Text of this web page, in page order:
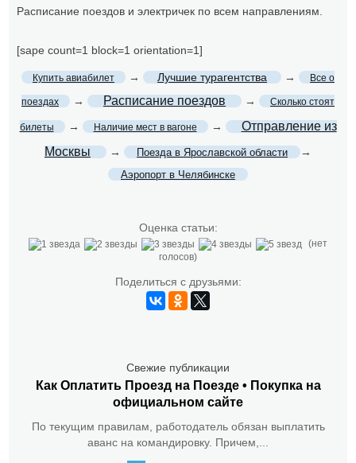
Расписание поездов и электричек по всем направлениям.
[sape count=1 block=1 orientation=1]
Купить авиабилет → Лучшие турагентства → Все о
поездах → Расписание поездов → Сколько стоят
билеты → Наличие мест в вагоне →
Отправление из
Москвы
→ Поезда в Ярославской области →
Аэропорт в Челябинске
Оценка статьи:
(нет
голосов)
Поделиться с друзьями:
Свежие публикации
Как Оплатить Проезд на Поезде • Покупка на
официальном сайте
По текущим правилам, работодатель обязан выплатить
аванс на командировку. Причем,...